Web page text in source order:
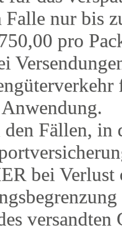
Falle nur bis
pro
Fällen, in
bei Verlust
versandten